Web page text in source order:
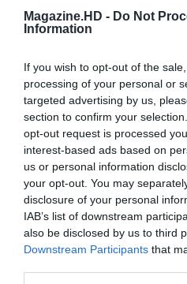
Magazine.HD - Do Not
Information
If you wish to opt-out of the
processing of your personal or
targeted advertising by us,
section to confirm your
opt-out request is processed
interest-based ads based on
us or personal information
your opt-out. You may
disclosure of your personal
IAB’s list of downstream
also be disclosed by us to third
Downstream Participants that